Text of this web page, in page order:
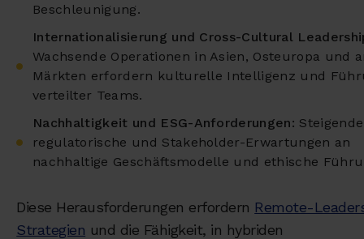
Beschleunigung.
Internationalisierung und Cross-Cultural
Wachsende Operationen in Asien, Osteuropa und
Märkten erfordern kulturelle Intelligenz und
verteilter Teams.
Nachhaltigkeit und ESG-Anforderungen: Steigende
regulatorische und Stakeholder-Erwartungen an
nachhaltige Geschäftsmodelle und ethische
Diese Herausforderungen erfordern Remote-
Strategien und die Fähigkeit, in hybriden